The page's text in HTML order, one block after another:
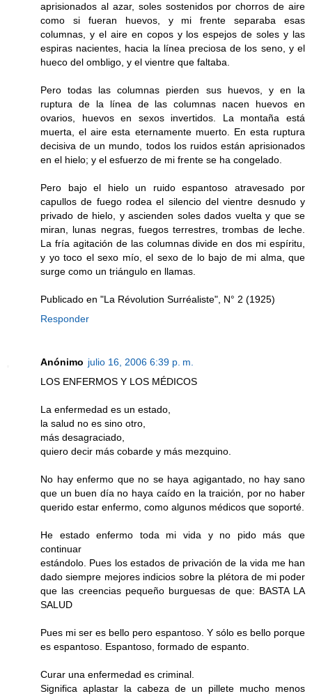
aprisionados al azar, soles sostenidos por chorros de aire
como si fueran huevos, y mi frente separaba esas
columnas, y el aire en copos y los espejos de soles y las
espiras nacientes, hacia la línea preciosa de los seno, y el
hueco del ombligo, y el vientre que faltaba.
Pero todas las columnas pierden sus huevos, y en la
ruptura de la línea de las columnas nacen huevos en
ovarios, huevos en sexos invertidos. La montaña está
muerta, el aire esta eternamente muerto. En esta ruptura
decisiva de un mundo, todos los ruidos están aprisionados
en el hielo; y el esfuerzo de mi frente se ha congelado.
Pero bajo el hielo un ruido espantoso atravesado por
capullos de fuego rodea el silencio del vientre desnudo y
privado de hielo, y ascienden soles dados vuelta y que se
miran, lunas negras, fuegos terrestres, trombas de leche.
La fría agitación de las columnas divide en dos mi espíritu,
y yo toco el sexo mío, el sexo de lo bajo de mi alma, que
surge como un triángulo en llamas.
Publicado en "La Révolution Surréaliste", N° 2 (1925)
Responder
Anónimo julio 16, 2006 6:39 p. m.
LOS ENFERMOS Y LOS MÉDICOS
La enfermedad es un estado,
la salud no es sino otro,
más desagraciado,
quiero decir más cobarde y más mezquino.
No hay enfermo que no se haya agigantado, no hay sano
que un buen día no haya caído en la traición, por no haber
querido estar enfermo, como algunos médicos que soporté.
He estado enfermo toda mi vida y no pido más que
continuar
estándolo. Pues los estados de privación de la vida me han
dado siempre mejores indicios sobre la plétora de mi poder
que las creencias pequeño burguesas de que: BASTA LA
SALUD
Pues mi ser es bello pero espantoso. Y sólo es bello porque
es espantoso. Espantoso, formado de espanto.
Curar una enfermedad es criminal.
Significa aplastar la cabeza de un pillete mucho menos